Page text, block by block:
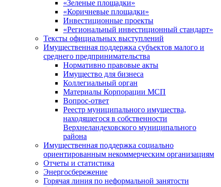
«Зеленые площадки»
«Коричневые площадки»
Инвестиционные проекты
«Региональный инвестиционный стандарт»
Тексты официальных выступлений
Имущественная поддержка субъектов малого и
среднего предпринимательства
Нормативно правовые акты
Имущество для бизнеса
Коллегиальный орган
Материалы Корпорации МСП
Вопрос-ответ
Реестр муниципального имущества,
находящегося в собственности
Верхнеландеховского муниципального
района
Имущественная поддержка социально
ориентированным некоммерческим организациям
Отчеты и статистика
Энергосбережение
Горячая линия по неформальной занятости